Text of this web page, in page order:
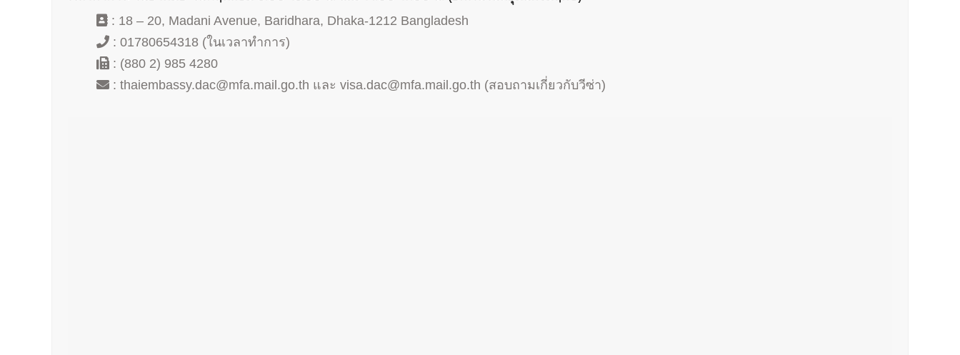
: 18 – 20, Madani Avenue, Baridhara, Dhaka-1212 Bangladesh
: 01780654318 (ในเวลาทำการ)
: (880 2) 985 4280
: thaiembassy.dac@mfa.mail.go.th และ visa.dac@mfa.mail.go.th (สอบถามเกี่ยวกับวีซ่า)